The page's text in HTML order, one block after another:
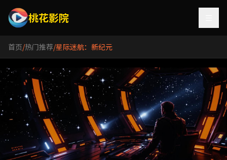
桃花影院
首页/热门推荐/星际迷航：新纪元